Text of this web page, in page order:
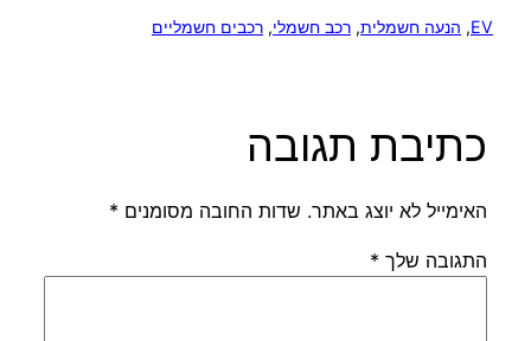
EV
, הנעה חשמלית, רכב חשמלי, רכבים חשמליים
כתיבת תגובה
האימייל לא יוצג באתר. שדות החובה מסומנים *
התגובה שלך *